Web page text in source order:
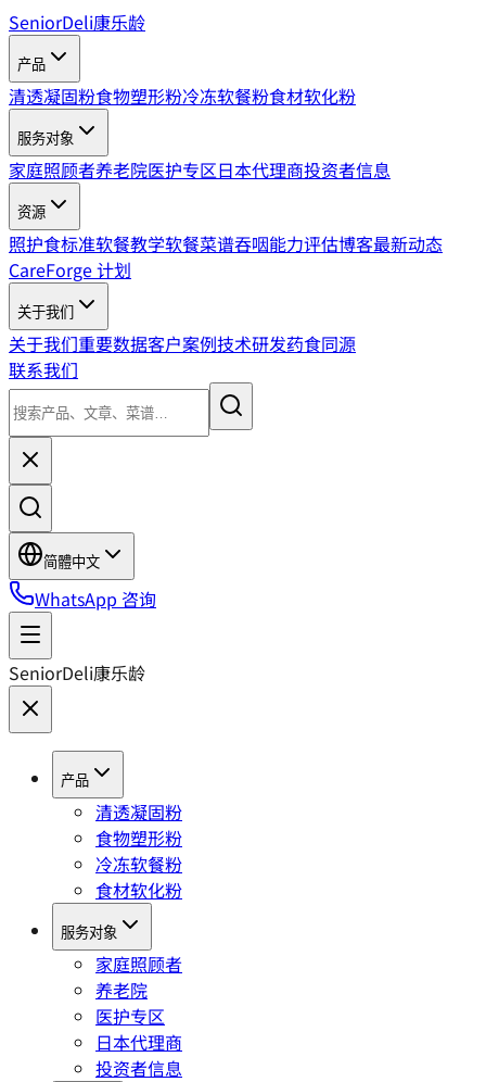
SeniorDeli康乐龄
产品
清透凝固粉食物塑形粉冷冻软餐粉食材软化粉
服务对象
家庭照顾者养老院医护专区日本代理商投资者信息
资源
照护食标准软餐教学软餐菜谱吞咽能力评估博客最新动态
CareForge 计划
关于我们
关于我们重要数据客户案例技术研发药食同源
联系我们
简體中文
WhatsApp 咨询
SeniorDeli康乐龄
产品
清透凝固粉
食物塑形粉
冷冻软餐粉
食材软化粉
服务对象
家庭照顾者
养老院
医护专区
日本代理商
投资者信息